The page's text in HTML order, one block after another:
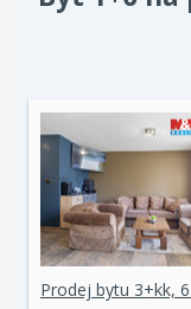
Prodej bytu 3+kk,